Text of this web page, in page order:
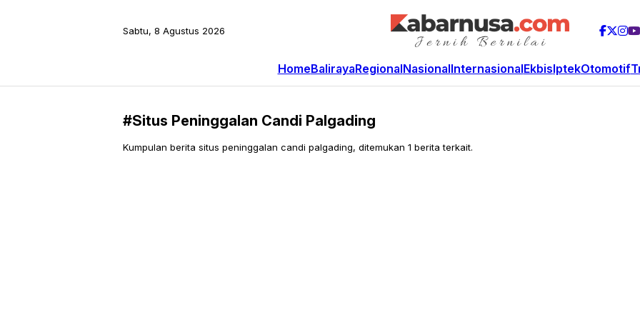
Sabtu, 8 Agustus 2026
HomeBalirayaRegionalNasionalInternasionalEkbisIptekOtomotif
#Situs Peninggalan Candi Palgading
Kumpulan berita situs peninggalan candi palgading, ditemukan 1 berita terkait.